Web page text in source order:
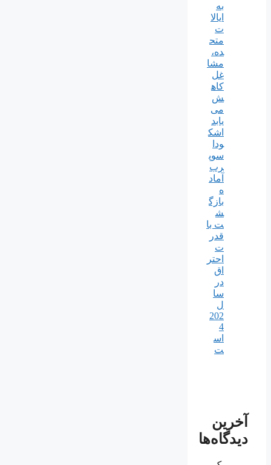
به
ایالا
ت
متح
ده،
مشا
غل
کاه
ش
می
یابد
اشک
ودا
سوپ
رب
آماد
ه
بازگ
ش
ت با
قدر
ت
احتر
اق
در
سا
ل
202
4
اس
ت
آخرین
دیدگاه‌ها